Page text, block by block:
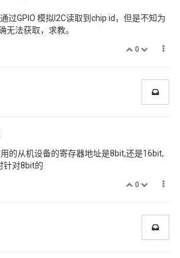
过GPIO 模拟I2C读取到chip id，但是不知为
无法获取，求教。
0
的从机设备的寄存器地址是8bit,还是16bit,
针对8bit的
0